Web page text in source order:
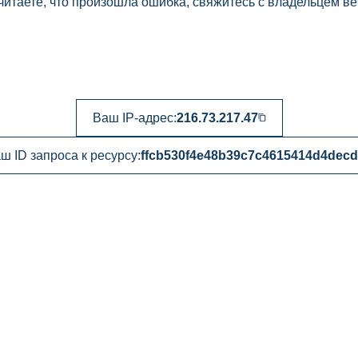
Ваш IP-адрес:216.73.217.47
ID запроса к ресурсу: